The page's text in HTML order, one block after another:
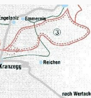
Russland
Aserbaidschan
Head
Stöckli